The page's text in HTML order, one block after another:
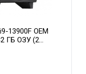
13900F OEM
ГБ ОЗУ (2
16GB GDDR7